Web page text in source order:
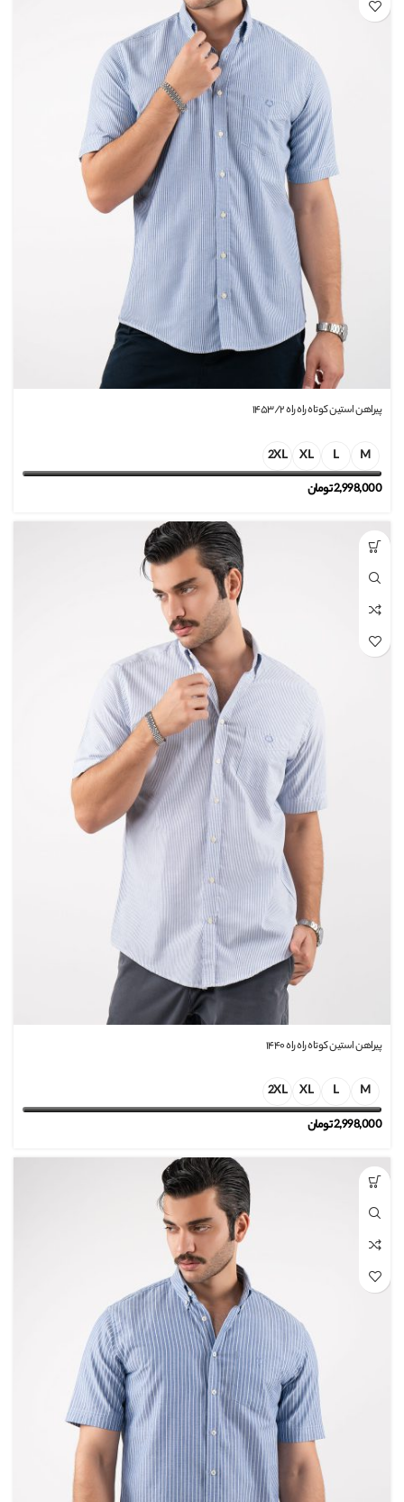
پیراهن استین کوتاه راه راه ۱۴۵۳/۲
M
L
XL
2XL
2,998,000تومان
پیراهن استین کوتاه راه راه ۱۴۴۰
M
L
XL
2XL
2,998,000تومان